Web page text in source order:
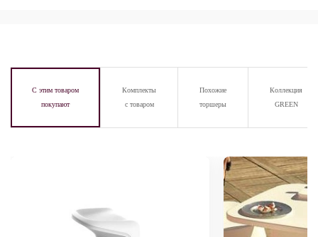
С этим товаром
покупают
Комплекты
с товаром
Похожие
торшеры
Коллекция
GREEN